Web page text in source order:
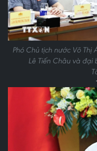
Phó Chủ tịch nước Võ Thị
Lê Tiến Châu và đại